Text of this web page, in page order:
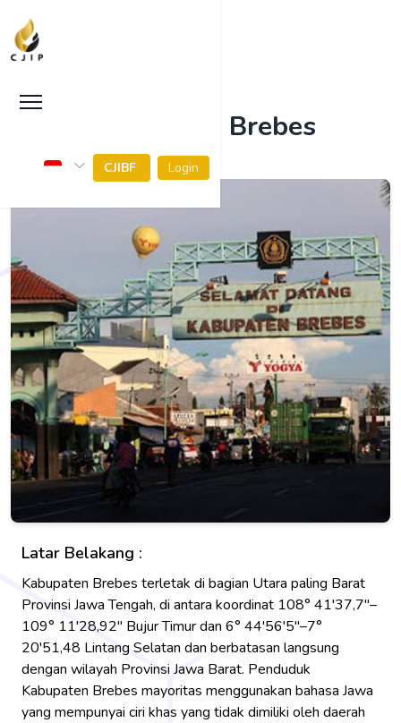
CJIBF Login
Kabupaten Brebes
Latar Belakang :
Kabupaten Brebes terletak di bagian Utara paling Barat
Provinsi Jawa Tengah, di antara koordinat 108° 41'37,7"–
109° 11'28,92" Bujur Timur dan 6° 44'56'5"–7°
20'51,48 Lintang Selatan dan berbatasan langsung
dengan wilayah Provinsi Jawa Barat. Penduduk
Kabupaten Brebes mayoritas menggunakan bahasa Jawa
yang mempunyai ciri khas yang tidak dimiliki oleh daerah